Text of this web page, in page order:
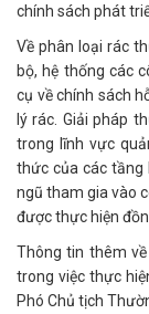
chính sách phát
Về phân loại rác
bộ, hệ thống các
cụ về chính sách
lý rác. Giải pháp
trong lĩnh vực
thức của các tầng
ngũ tham gia vào
được thực hiện
Thông tin thêm
trong việc thực
Phó Chủ tịch